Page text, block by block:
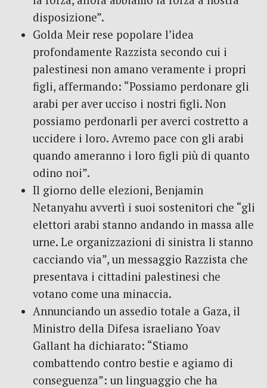
disposizione”.
Golda Meir rese popolare l’idea
profondamente Razzista secondo cui i
palestinesi non amano veramente i propri
figli, affermando: “Possiamo perdonare gli
arabi per aver ucciso i nostri figli. Non
possiamo perdonarli per averci costretto a
uccidere i loro. Avremo pace con gli arabi
quando ameranno i loro figli più di quanto
odino noi”.
Il giorno delle elezioni, Benjamin
Netanyahu avvertì i suoi sostenitori che “gli
elettori arabi stanno andando in massa alle
urne. Le organizzazioni di sinistra li stanno
cacciando via”, un messaggio Razzista che
presentava i cittadini palestinesi che
votano come una minaccia.
Annunciando un assedio totale a Gaza, il
Ministro della Difesa israeliano Yoav
Gallant ha dichiarato: “Stiamo
combattendo contro bestie e agiamo di
conseguenza”: un linguaggio che ha